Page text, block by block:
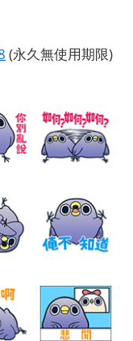
(永久無使用期限)